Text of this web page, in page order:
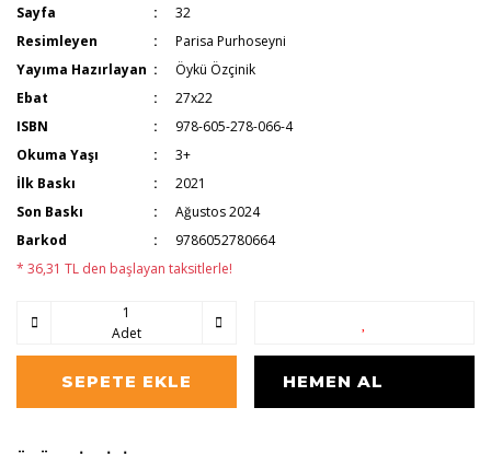
Sayfa
32
Resimleyen
Parisa Purhoseyni
Yayıma Hazırlayan
Öykü Özçinik
Ebat
27x22
ISBN
978-605-278-066-4
Okuma Yaşı
3+
İlk Baskı
2021
Son Baskı
Ağustos 2024
Barkod
9786052780664
* 36,31 TL den başlayan taksitlerle!
Adet
SEPETE EKLE HEMEN AL